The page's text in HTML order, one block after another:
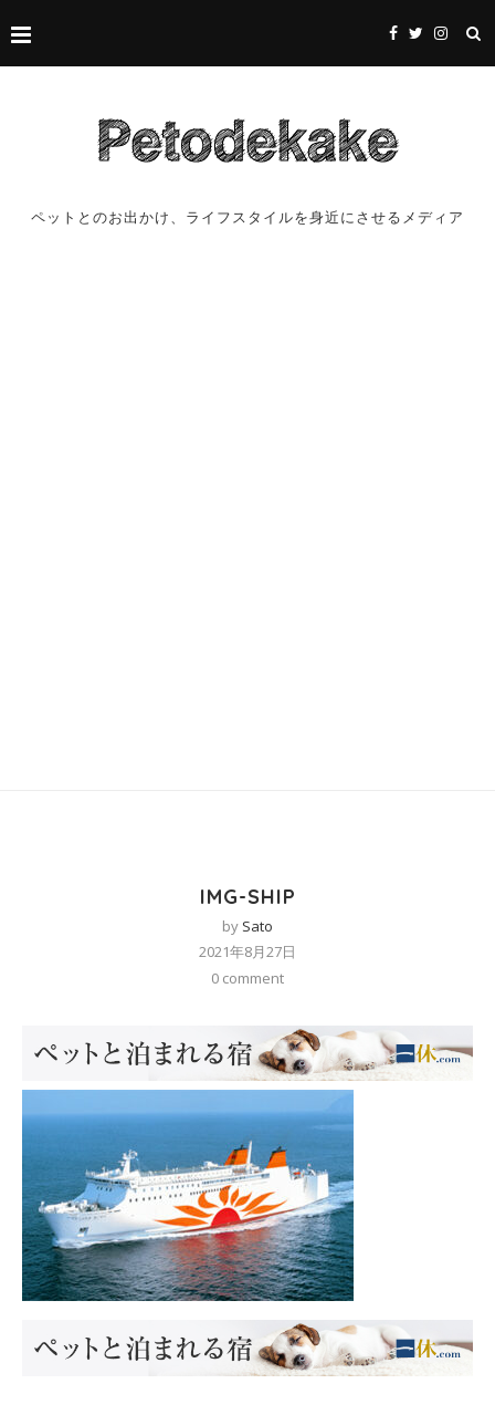
ペットとのお出かけ、ライフスタイルを身近にさせるメディア
IMG-SHIP
by Sato
2021年8月27日
0 comment